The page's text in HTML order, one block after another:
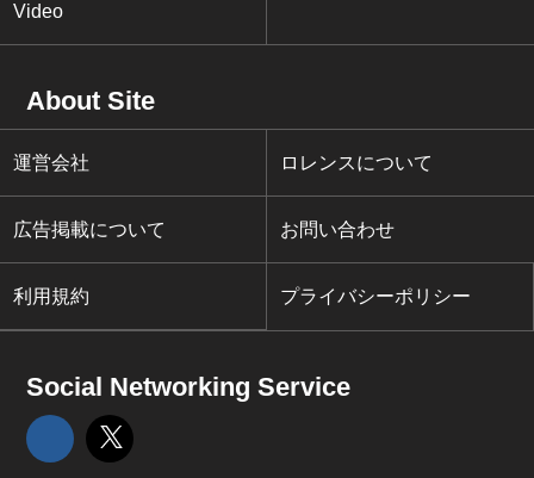
Video
About Site
運営会社 ロレンスについて
広告掲載について お問い合わせ
利用規約 プライバシーポリシー
Social Networking Service